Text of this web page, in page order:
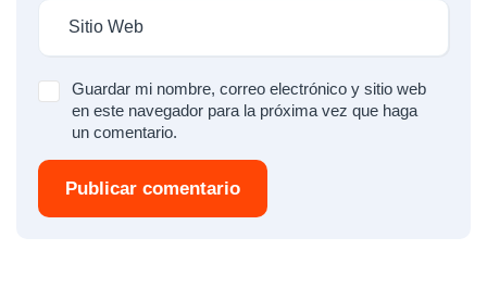
Guardar mi nombre, correo electrónico y sitio web
en este navegador para la próxima vez que haga
un comentario.
Publicar comentario